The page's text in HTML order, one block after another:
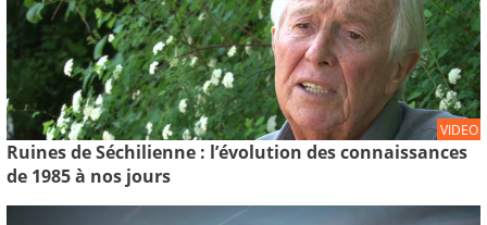
VIDEO
Ruines de Séchilienne : l’évolution des connaissances
de 1985 à nos jours